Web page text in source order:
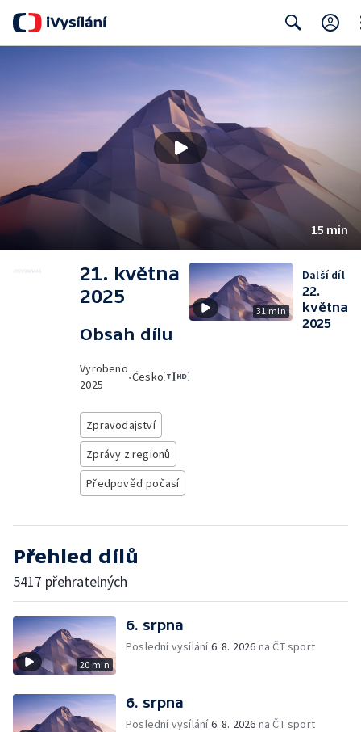
15 min
21. května
2025
Obsah dílu
Vyrobeno
2025
•Česko
Zpravodajství
Zprávy z regionů
Předpověď počasí
31 min
Další díl
22.
května
2025
Přehled dílů
5417 přehratelných
20 min
6. srpna
Poslední vysílání6. 8. 2026 na ČT sport
6. srpna
Poslední vysílání6. 8. 2026 na ČT sport